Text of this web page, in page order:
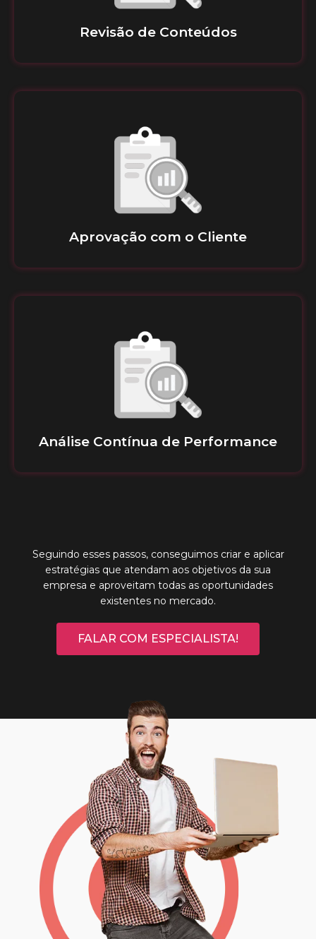
Revisão de Conteúdos
Aprovação com o Cliente
Análise Contínua de Performance
Seguindo esses passos, conseguimos criar e aplicar
estratégias que atendam aos objetivos da sua
empresa e aproveitam todas as oportunidades
existentes no mercado.
FALAR COM ESPECIALISTA!